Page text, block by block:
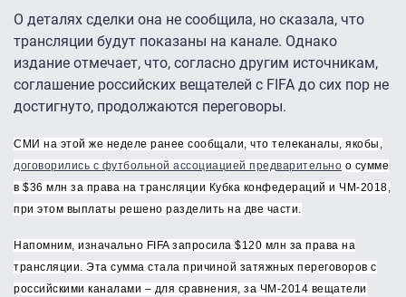
О деталях сделки она не сообщила, но сказала, что
трансляции будут показаны на канале. Однако
издание отмечает, что, согласно другим источникам,
соглашение российских вещателей с FIFA до сих пор не
достигнуто, продолжаются переговоры.
СМИ на этой же неделе ранее сообщали, что телеканалы, якобы,
договорились с футбольной ассоциацией предварительно о сумме
в $36 млн за права на трансляции Кубка конфедераций и ЧМ-2018,
при этом выплаты решено разделить на две части.
Напомним, изначально FIFA запросила $120 млн за права на
трансляции. Эта сумма стала причиной затяжных переговоров с
российскими каналами – для сравнения, за ЧМ-2014 вещатели